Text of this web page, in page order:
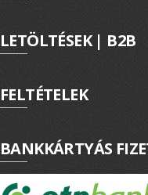
LETÖLTÉSEK | B2B
FELTÉTELEK
BANKKÁRTYÁS